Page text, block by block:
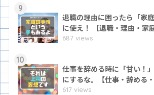
9
退職の理由に困ったら「家
に使え！ 【退職・理由・家
687 views
10
仕事を辞める時に「甘い！
にするな。【仕事・辞める・
617 views